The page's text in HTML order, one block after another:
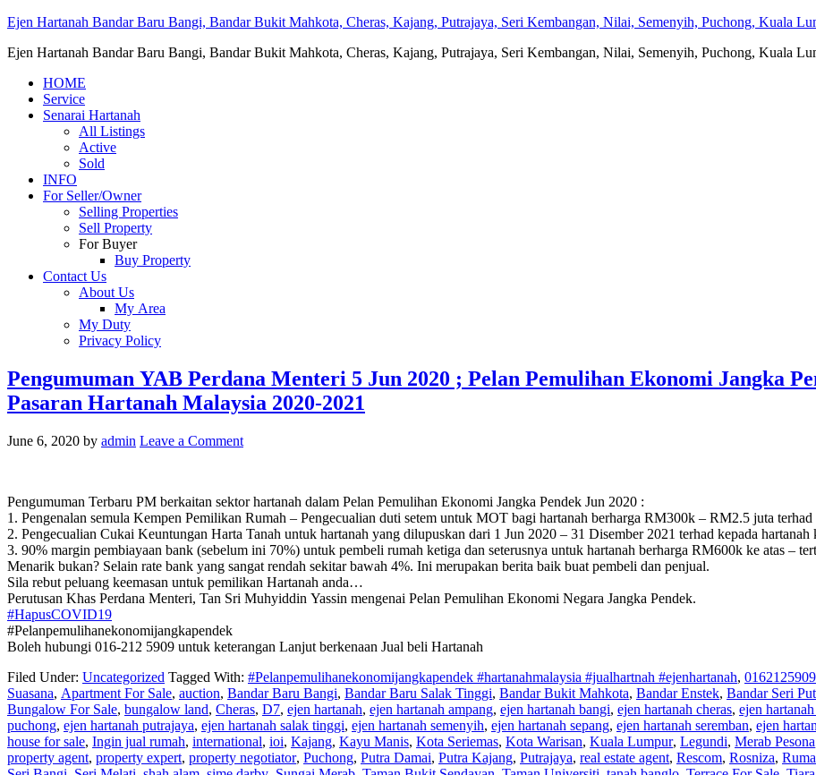
Ejen Hartanah Bandar Baru Bangi, Bandar Bukit Mahkota, Cheras, Kajang, Putrajaya, Seri Kembangan, Nilai, Semenyih, Puchong, Kuala
Ejen Hartanah Bandar Baru Bangi, Bandar Bukit Mahkota, Cheras, Kajang, Putrajaya, Seri Kembangan, Nilai, Semenyih, Puchong, Kuala
HOME
Service
Senarai Hartanah
All Listings
Active
Sold
INFO
For Seller/Owner
Selling Properties
Sell Property
For Buyer
Buy Property
Contact Us
About Us
My Area
My Duty
Privacy Policy
Pengumuman YAB Perdana Menteri 5 Jun 2020 ; Pelan Pemulihan Ekonomi Jangka
Pasaran Hartanah Malaysia 2020-2021
June 6, 2020 by admin Leave a Comment
Pengumuman Terbaru PM berkaitan sektor hartanah dalam Pelan Pemulihan Ekonomi Jangka Pendek Jun 2020 :
1. Pengenalan semula Kempen Pemilikan Rumah – Pengecualian duti setem untuk MOT bagi hartanah berharga RM300k – RM2.5 juta
2. Pengecualian Cukai Keuntungan Harta Tanah untuk hartanah yang dilupuskan dari 1 Jun 2020 – 31 Disember 2021 terhad kepada hartanah
3. 90% margin pembiayaan bank (sebelum ini 70%) untuk pembeli rumah ketiga dan seterusnya untuk hartanah berharga RM600k ke atas –
Menarik bukan? Selain rate bank yang sangat rendah sekitar bawah 4%. Ini merupakan berita baik buat pembeli dan penjual.
Sila rebut peluang keemasan untuk pemilikan Hartanah anda…
Perutusan Khas Perdana Menteri, Tan Sri Muhyiddin Yassin mengenai Pelan Pemulihan Ekonomi Negara Jangka Pendek.
#HapusCOVID19
#Pelanpemulihanekonomijangkapendek
Boleh hubungi 016-212 5909 untuk keterangan Lanjut berkenaan Jual beli Hartanah
Filed Under: Uncategorized Tagged With: #Pelanpemulihanekonomijangkapendek #hartanahmalaysia #jualhartnah #ejenhartanah, 0162125909
Suasana, Apartment For Sale, auction, Bandar Baru Bangi, Bandar Baru Salak Tinggi, Bandar Bukit Mahkota, Bandar Enstek, Bandar Seri
Bungalow For Sale, bungalow land, Cheras, D7, ejen hartanah, ejen hartanah ampang, ejen hartanah bangi, ejen hartanah cheras, ejen
puchong, ejen hartanah putrajaya, ejen hartanah salak tinggi, ejen hartanah semenyih, ejen hartanah sepang, ejen hartanah seremban, ejen
house for sale, Ingin jual rumah, international, ioi, Kajang, Kayu Manis, Kota Seriemas, Kota Warisan, Kuala Lumpur, Legundi, Merab Pesona
property agent, property expert, property negotiator, Puchong, Putra Damai, Putra Kajang, Putrajaya, real estate agent, Rescom, Rosniza,